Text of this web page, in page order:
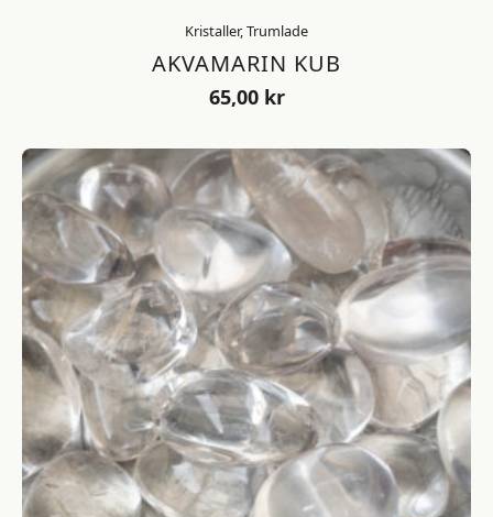
Kristaller, Trumlade
AKVAMARIN KUB
65,00 kr